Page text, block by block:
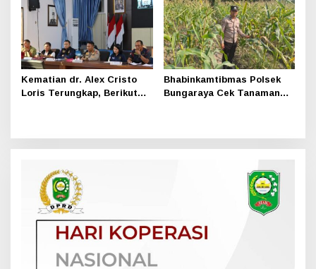
Kematian dr. Alex Cristo
Loris Terungkap, Berikut
Bhabinkamtibmas Polsek
Bungaraya Cek Tanaman